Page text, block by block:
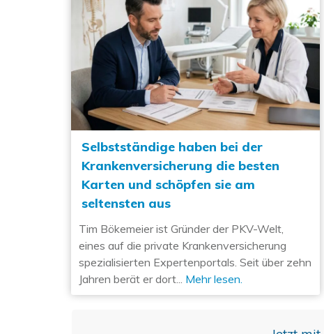
Selbstständige haben bei der
Krankenversicherung die besten
Karten und schöpfen sie am
seltensten aus
Tim Bökemeier ist Gründer der PKV-Welt,
eines auf die private Krankenversicherung
spezialisierten Expertenportals. Seit über zehn
Jahren berät er dort... Mehr lesen.